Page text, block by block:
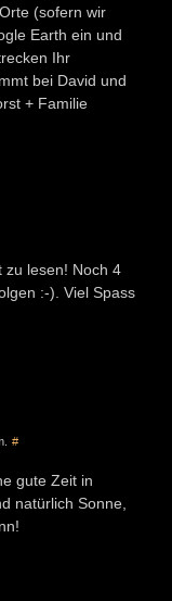
(sofern wir
Earth ein und
Ihr
bei David und
+ Familie
zu lesen! Noch 4
:-). Viel Spass
#
gute Zeit in
natürlich Sonne,